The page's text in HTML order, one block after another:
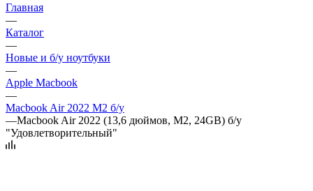
Главная
—
Каталог
—
Новые и б/у ноутбуки
—
Apple Macbook
—
Macbook Air 2022 M2 б/у
—Macbook Air 2022 (13,6 дюймов, M2, 24GB) б/у
"Удовлетворительный"